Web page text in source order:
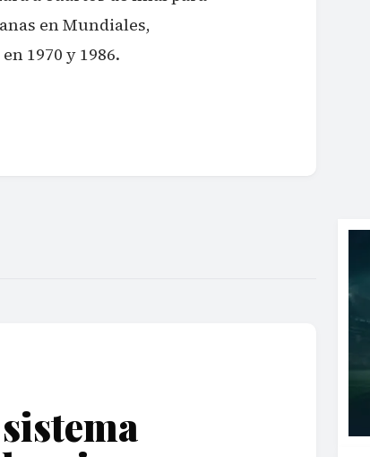
en Mundiales,
1970 y 1986.